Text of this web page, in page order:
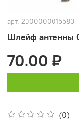
арт. 2000000015583
Шлейф антенны
(0)
70.00 ₽